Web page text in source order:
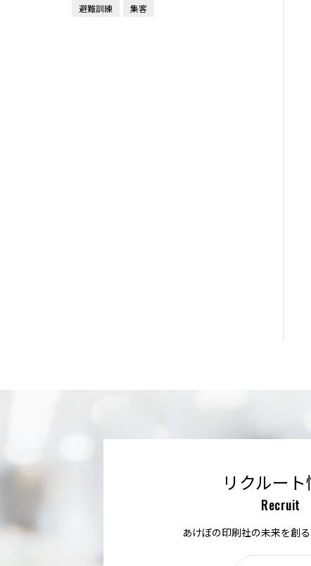
避難訓練 集客
リクルー
Recruit
あけぼの印刷社の未来を創